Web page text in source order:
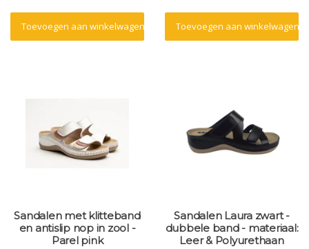
Toevoegen aan winkelwagen Toevoegen aan winkelwagen
Sandalen met klitteband
en antislip nop in zool -
Parel pink
Sandalen Laura zwart -
dubbele band - materiaal:
Leer & Polyurethaan